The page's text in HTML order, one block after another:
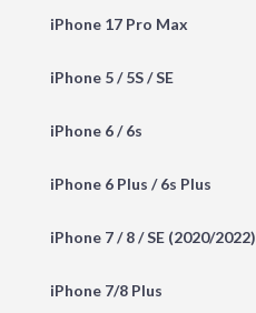
iPhone 17 Pro Max
iPhone 5 / 5S / SE
iPhone 6 / 6s
iPhone 6 Plus / 6s Plus
iPhone 7 / 8 / SE (2020/2022)
iPhone 7/8 Plus